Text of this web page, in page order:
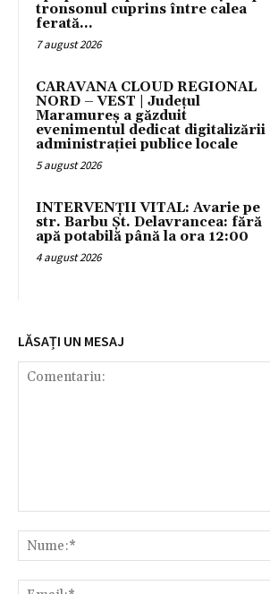
tronsonul cuprins între calea
ferată...
7 august 2026
CARAVANA CLOUD REGIONAL
NORD – VEST | Județul
Maramureș a găzduit
evenimentul dedicat digitalizării
administrației publice locale
5 august 2026
INTERVENȚII VITAL: Avarie pe
str. Barbu Șt. Delavrancea: fără
apă potabilă până la ora 12:00
4 august 2026
LĂSAȚI UN MESAJ